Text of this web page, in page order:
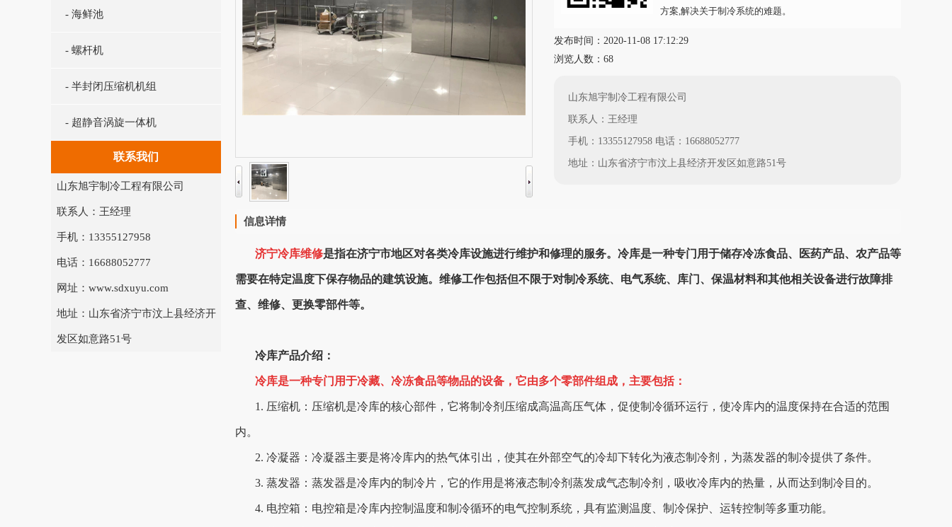
- 海鲜池
- 螺杆机
- 半封闭压缩机机组
- 超静音涡旋一体机
联系我们
山东旭宇制冷工程有限公司
联系人：王经理
手机：13355127958
电话：16688052777
网址：www.sdxuyu.com
地址：山东省济宁市汶上县经济开
发区如意路51号
方案,解决关于制冷系统的难题。
发布时间：2020-11-08 17:12:29
浏览人数：68
山东旭宇制冷工程有限公司
联系人：王经理
手机：13355127958 电话：16688052777
地址：山东省济宁市汶上县经济开发区如意路51号
信息详情
济宁冷库维修是指在济宁市地区对各类冷库设施进行维护和修理的服务。冷库是一种专门用于储存冷冻食品、医药产品、农产品等
需要在特定温度下保存物品的建筑设施。维修工作包括但不限于对制冷系统、电气系统、库门、保温材料和其他相关设备进行故障排
查、维修、更换零部件等。
冷库产品介绍：
冷库是一种专门用于冷藏、冷冻食品等物品的设备，它由多个零部件组成，主要包括：
1. 压缩机：压缩机是冷库的核心部件，它将制冷剂压缩成高温高压气体，促使制冷循环运行，使冷库内的温度保持在合适的范围
内。
2. 冷凝器：冷凝器主要是将冷库内的热气体引出，使其在外部空气的冷却下转化为液态制冷剂，为蒸发器的制冷提供了条件。
3. 蒸发器：蒸发器是冷库内的制冷片，它的作用是将液态制冷剂蒸发成气态制冷剂，吸收冷库内的热量，从而达到制冷目的。
4. 电控箱：电控箱是冷库内控制温度和制冷循环的电气控制系统，具有监测温度、制冷保护、运转控制等多重功能。